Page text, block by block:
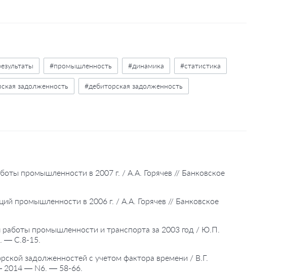
#промышленность #динамика #статистика
задолженность #дебиторская задолженность
промышленности в 2007 г. / А.А. Горячев // Банковское
промышленности в 2006 г. / А.А. Горячев // Банковское
промышленности и транспорта за 2003 год / Ю.П.
— С.8-15.
задолженностей с учетом фактора времени / В.Г.
2014 — N6. — 58-66.